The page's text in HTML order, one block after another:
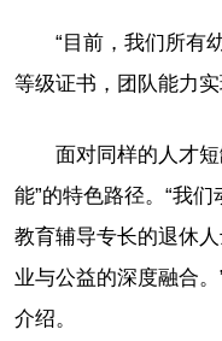
“目前，我们所有
等级证书，团队能力实
面对同样的人才
能”的特色路径。“我
教育辅导专长的退休
业与公益的深度融合
介绍。